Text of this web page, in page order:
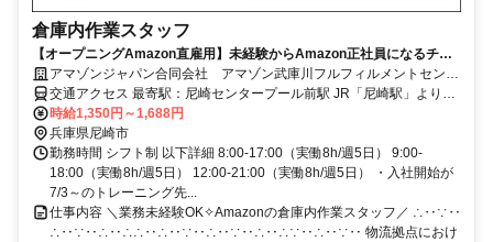
倉庫内作業スタッフ
【オープニングAmazon直雇用】未経験からAmazon正社員になるチャ
ンス！ 入社祝い金“最大18万円”の特別キャンペーン実施中◎髪色自由◎
アマゾンジャパン合同会社 アマゾン武庫川フルフィルメントセンタ
ー
交通アクセス 最寄駅：尼崎センタープール前駅 JR「尼崎駅」よりシ
ャトルバス約30分 阪急「西宮北口駅」よりシャトルバス約30分
JR「三ノ宮駅」よりシャトルバス約40分 ※シャトルバス運行あり ※
自転車通勤可 ※自動車通勤可 ※バイク通勤不可
時給1,350円～1,688円
兵庫県尼崎市
勤務時間 シフト制 以下詳細 8:00-17:00（実働8h/週5日） 9:00-
18:00（実働8h/週5日） 12:00-21:00（実働8h/週5日） ・入社開始が
7/3～のトレーニング先...
仕事内容 ＼業務未経験OK✧Amazonの倉庫内作業スタッフ／ ∴‥∵‥
∴‥∵‥∴‥∴∴‥∴‥∵‥∴‥∵‥∴‥∴∵‥∴‥∵‥ 物流拠点におけ